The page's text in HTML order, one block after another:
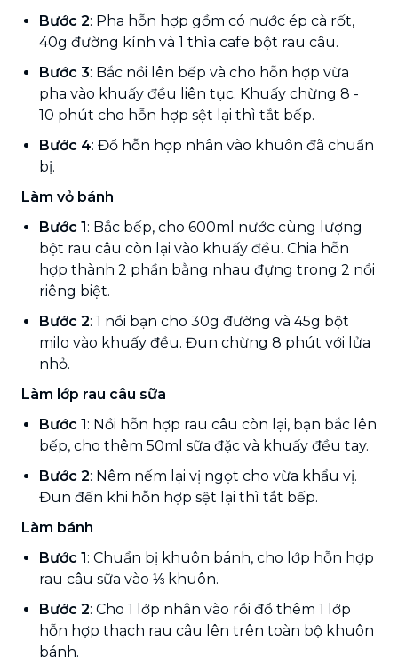
Bước 2: Pha hỗn hợp gồm có nước ép cà rốt,
40g đường kính và 1 thìa cafe bột rau câu.
Bước 3: Bắc nồi lên bếp và cho hỗn hợp vừa
pha vào khuấy đều liên tục. Khuấy chừng 8 -
10 phút cho hỗn hợp sệt lại thì tắt bếp.
Bước 4: Đổ hỗn hợp nhân vào khuôn đã chuẩn
bị.
Làm vỏ bánh
Bước 1: Bắc bếp, cho 600ml nước cùng lượng
bột rau câu còn lại vào khuấy đều. Chia hỗn
hợp thành 2 phần bằng nhau đựng trong 2 nồi
riêng biệt.
Bước 2: 1 nồi bạn cho 30g đường và 45g bột
milo vào khuấy đều. Đun chừng 8 phút với lửa
nhỏ.
Làm lớp rau câu sữa
Bước 1: Nồi hỗn hợp rau câu còn lại, bạn bắc lên
bếp, cho thêm 50ml sữa đặc và khuấy đều tay.
Bước 2: Nêm nếm lại vị ngọt cho vừa khẩu vị.
Đun đến khi hỗn hợp sệt lại thì tắt bếp.
Làm bánh
Bước 1: Chuẩn bị khuôn bánh, cho lớp hỗn hợp
rau câu sữa vào ⅓ khuôn.
Bước 2: Cho 1 lớp nhân vào rồi đổ thêm 1 lớp
hỗn hợp thạch rau câu lên trên toàn bộ khuôn
bánh.